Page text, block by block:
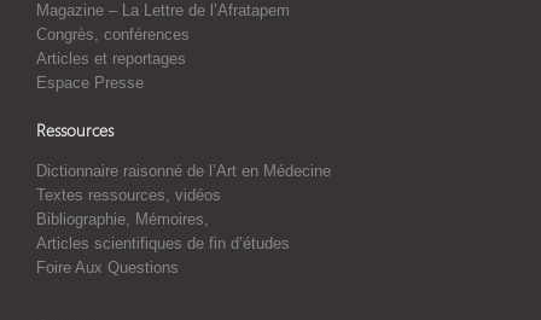
Magazine – La Lettre de l’Afratapem
Congrès, conférences
Articles et reportages
Espace Presse
Ressources
Dictionnaire raisonné de l’Art en Médecine
Textes ressources, vidéos
Bibliographie, Mémoires,
Articles scientifiques de fin d’études
Foire Aux Questions